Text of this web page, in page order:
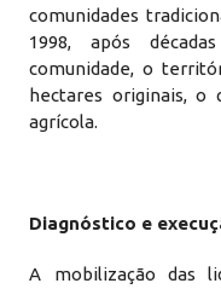
comunidades
1998, após
comunidade, o
hectares originais, o
agrícola.
Diagnóstico e
A mobilização das